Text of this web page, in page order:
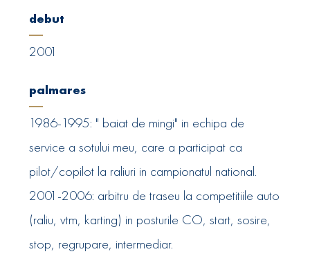
debut
2001
palmares
1986-1995: " baiat de mingi" in echipa de
service a sotului meu, care a participat ca
pilot/copilot la raliuri in campionatul national.
2001-2006: arbitru de traseu la competitiile auto
(raliu, vtm, karting) in posturile CO, start, sosire,
stop, regrupare, intermediar.